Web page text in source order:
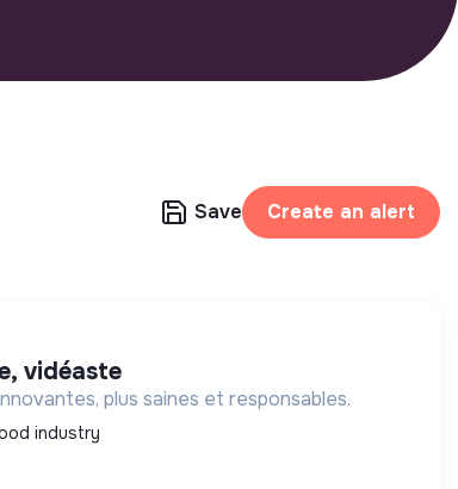
Save Create an alert
vidéaste
plus saines et responsables.
industry